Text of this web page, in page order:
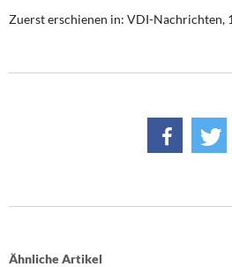
Zuerst erschienen in: VDI-Nachrichten,
Ähnliche Artikel